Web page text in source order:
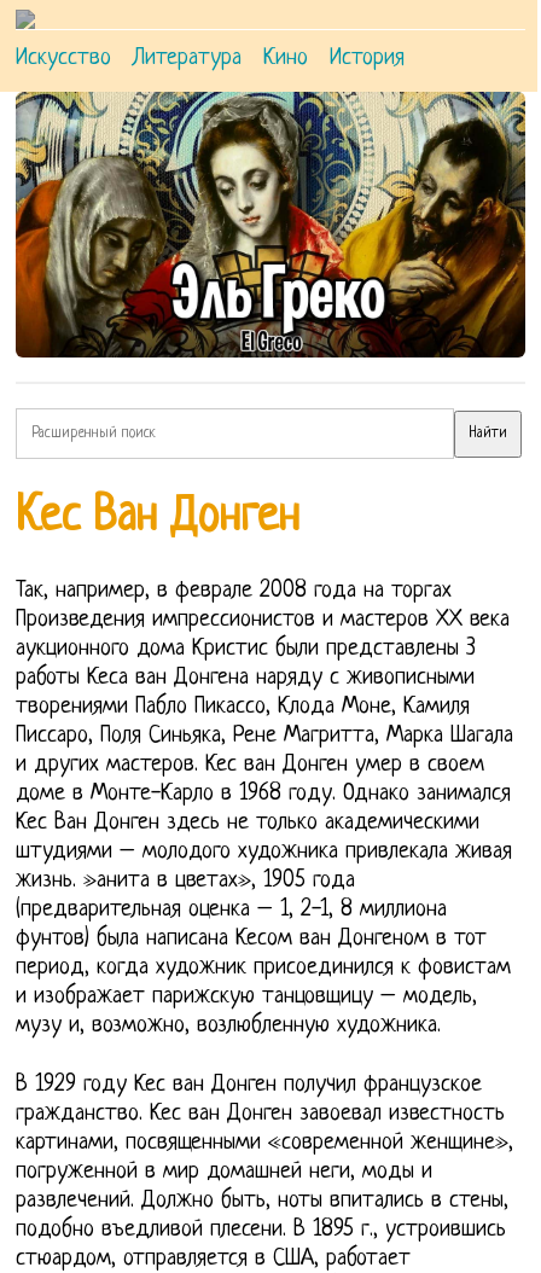
Искусство Литература Кино История
Кес Ван Донген
Так, например, в феврале 2008 года на торгах
Произведения импрессионистов и мастеров ХХ века
аукционного дома Кристис были представлены 3
работы Кеса ван Донгена наряду с живописными
творениями Пабло Пикассо, Клода Моне, Камиля
Писсаро, Поля Синьяка, Рене Магритта, Марка Шагала
и других мастеров. Кес ван Донген умер в своем
доме в Монте-Карло в 1968 году. Однако занимался
Кес Ван Донген здесь не только академическими
штудиями – молодого художника привлекала живая
жизнь. »анита в цветах», 1905 года
(предварительная оценка – 1, 2-1, 8 миллиона
фунтов) была написана Кесом ван Донгеном в тот
период, когда художник присоединился к фовистам
и изображает парижскую танцовщицу – модель,
музу и, возможно, возлюбленную художника.
В 1929 году Кес ван Донген получил французское
гражданство. Кес ван Донген завоевал известность
картинами, посвященными «современной женщине»,
погруженной в мир домашней неги, моды и
развлечений. Должно быть, ноты впитались в стены,
подобно въедливой плесени. В 1895 г., устроившись
стюардом, отправляется в США, работает